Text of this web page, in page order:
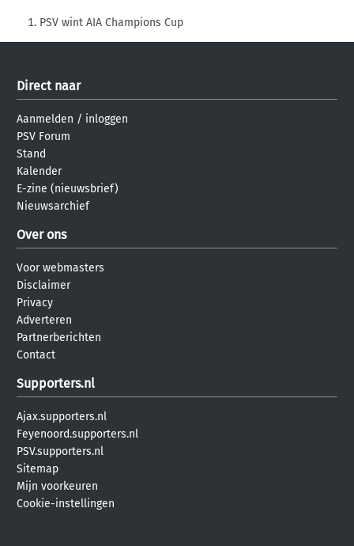
PSV wint AIA Champions Cup
Direct naar
Aanmelden / inloggen
PSV Forum
Stand
Kalender
E-zine (nieuwsbrief)
Nieuwsarchief
Over ons
Voor webmasters
Disclaimer
Privacy
Adverteren
Partnerberichten
Contact
Supporters.nl
Ajax.supporters.nl
Feyenoord.supporters.nl
PSV.supporters.nl
Sitemap
Mijn voorkeuren
Cookie-instellingen